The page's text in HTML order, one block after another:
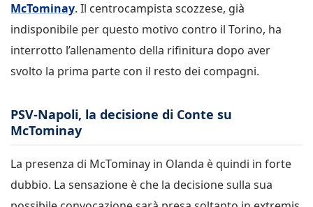
McTominay. Il centrocampista scozzese, già
indisponibile per questo motivo contro il Torino, ha
interrotto l’allenamento della rifinitura dopo aver
svolto la prima parte con il resto dei compagni.
PSV-Napoli, la decisione di Conte su
McTominay
La presenza di McTominay in Olanda è quindi in forte
dubbio. La sensazione è che la decisione sulla sua